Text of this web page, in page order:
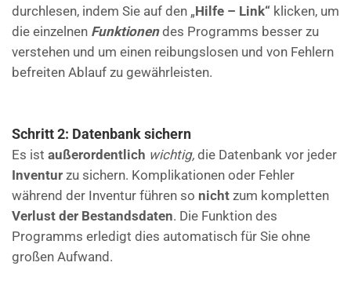
durchlesen, indem Sie auf den „Hilfe – Link“ klicken, um
die einzelnen Funktionendes Programms besser zu
verstehen und um einen reibungslosen und von Fehlern
befreiten Ablauf zu gewährleisten.
Schritt 2: Datenbank sichern
Es ist außerordentlich wichtig, die Datenbank vor jeder
Inventur zu sichern. Komplikationen oder Fehler
während der Inventur führen so nicht zum kompletten
Verlust der Bestandsdaten. Die Funktion des
Programms erledigt dies automatisch für Sie ohne
großen Aufwand.